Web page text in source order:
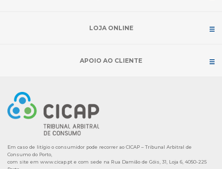
LOJA ONLINE
APOIO AO CLIENTE
Em caso de litígio o consumidor pode recorrer ao CICAP – Tribunal Arbitral de
Consumo do Porto,
com site em www.cicap.pt e com sede na Rua Damião de Góis, 31, Loja 6, 4050-225